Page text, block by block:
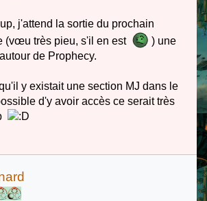
j'attend la sortie du prochain
(vœu très pieu, s'il en est
) une
de Prophecy.
y existait une section MJ dans le
d'y avoir accès ce serait très